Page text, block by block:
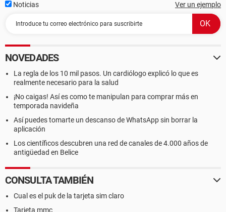
Noticias Ver un ejemplo
NOVEDADES
La regla de los 10 mil pasos. Un cardiólogo explicó lo que es
realmente necesario para la salud
¡No caigas! Así es como te manipulan para comprar más en
temporada navideña
Así puedes tomarte un descanso de WhatsApp sin borrar la
aplicación
Los científicos descubren una red de canales de 4.000 años de
antigüedad en Belice
CONSULTA TAMBIÉN
Cual es el puk de la tarjeta sim claro
Tarjeta mmc